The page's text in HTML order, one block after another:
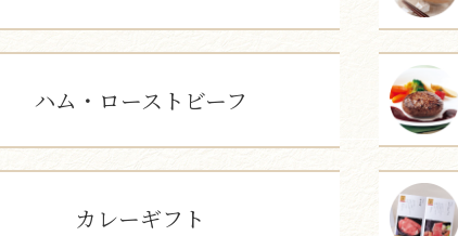
ハム・ローストビーフ
カレーギフト